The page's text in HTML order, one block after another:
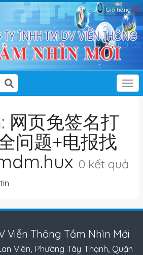
Giỏ hàng (0)
网页免签名打
问题+电报找
0 kết quả
Viễn Thông Tầm Nhìn Mới
Viên, Phường Tây Thạnh, Quận